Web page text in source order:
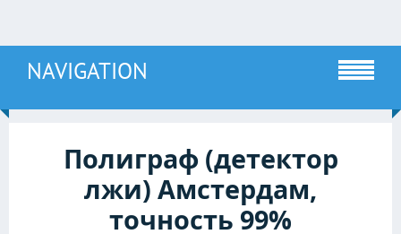
NAVIGATION
Полиграф (детектор
лжи) Амстердам,
точность 99%